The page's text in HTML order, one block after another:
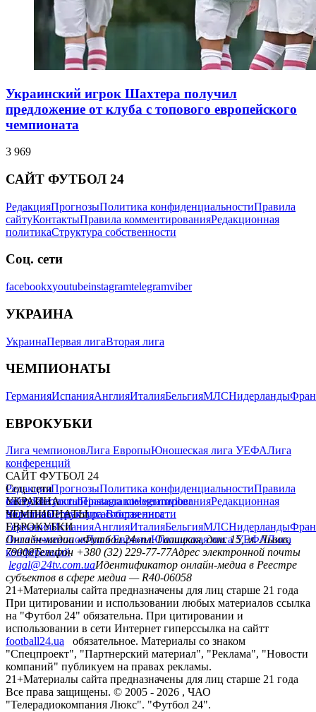
Украинский игрок Шахтера получил
предложение от клуба с топового европейского
чемпионата
3 969
САЙТ ФУТБОЛ 24
РедакцияПрогнозыПолитика конфиденциальностиПравила
сайтуКонтактыПравила комментированияРедакционная
политикаСтруктура собственности
Соц. сети
facebookxyoutubeinstagramtelegramviber
УКРАИНА
УкраинаПервая лигаВторая лига
ЧЕМПИОНАТЫ
ГерманияИспанияАнглияИталияБельгияМЛСНидерланды
ЕВРОКУБКИ
Лига чемпионовЛига ЕвропыЮношеская лига УЕФАЛига
конференций
САЙТ ФУТБОЛ 24
РедакцияПрогнозыПолитика конфиденциальностиПравила
сайтуКонтактыПравила комментированияРедакционная
политикаСтруктура собственности
Соц. сети
facebookxyoutubeinstagramtelegramviber
УКРАИНА
УкраинаПервая лигаВторая лига
ЧЕМПИОНАТЫ
ГерманияИспанияАнглияИталияБельгияМЛСНидерланды
ЕВРОКУБКИ
Лига чемпионовЛига ЕвропыЮношеская лига УЕФАЛига
конференций
Онлайн-медиа «Футбол 24»пл. Галицкая, дом. 15, м. Львов,
79008Телефон +380 (32) 229-77-77Адрес электронной почты
legal@24tv.com.uaИдентификатор онлайн-медиа в Реестре
субъектов в сфере медиа — R40-06058
21+Материалы сайта предназначены для лиц старше 21 года
При цитировании и использовании любых материалов ссылка
на "Футбол 24" обязательна. При цитировании и
использовании в сети Интернет гиперссылка на сайтт
football24.ua
обязательное. Материалы со знаком
"Спецпроект", "Партнерский материал", "Реклама", "Новости
компаний" публикуем на правах рекламы.
21+Материалы сайта предназначены для лиц старше 21 года
Все права защищены. © 2005 - 2026 , ЧАО
"Телерадиокомпания Люкс". "Футбол 24".